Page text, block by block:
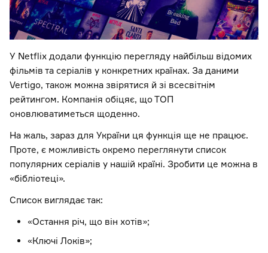
У Netflix додали функцію перегляду найбільш відомих
фільмів та серіалів у конкретних країнах. За даними
Vertigo, також можна звірятися й зі всесвітнім
рейтингом. Компанія обіцяє, що ТОП
оновлюватиметься щоденно.
На жаль, зараз для України ця функція ще не працює.
Проте, є можливість окремо переглянути список
популярних серіалів у нашій країні. Зробити це можна в
«бібліотеці».
Список виглядає так:
«Остання річ, що він хотів»;
«Ключі Локів»;